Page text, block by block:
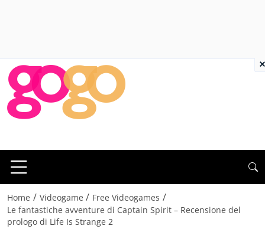
Home / Videogame / Free Videogames /
Le fantastiche avventure di Captain Spirit – Recensione del
prologo di Life Is Strange 2
×